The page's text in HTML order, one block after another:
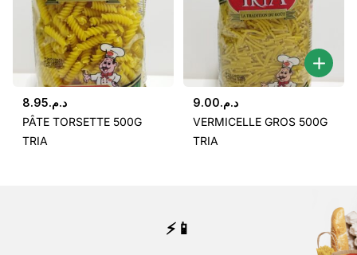
د.م.8.95
PÂTE TORSETTE 500G
TRIA
د.م.9.00
VERMICELLE GROS 500G
TRIA
⚡📱